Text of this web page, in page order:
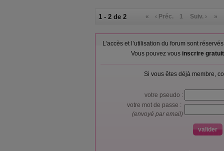
1 - 2 de 2 « ‹ Préc. 1 Suiv. › »
L’accès et l’utilisation du forum sont
Vous pouvez vous inscrire
Si vous êtes déjà membre,
votre pseudo :
votre mot de passe :
(envoyé par email)